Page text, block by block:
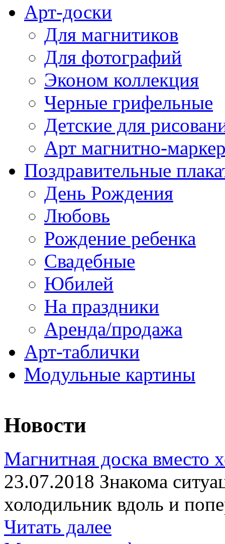
Арт-доски
Для магнитиков
Для фотографий
Эконом коллекция
Черные грифельные
Детские для
Арт магнитно-
Поздравительные
День Рождения
Любовь
Рождение ребенка
Свадебные
Юбилей
На праздники
Аренда/продажа
Арт-таблички
Модульные картины
Новости
Магнитная доска вместо
23.07.2018 Знакома
холодильник вдоль и
Читать далее